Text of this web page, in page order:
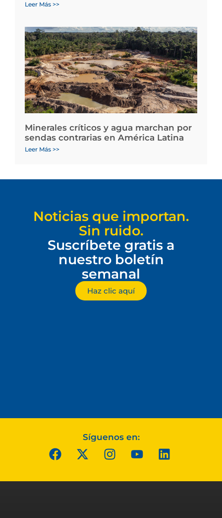
Leer Más >>
Minerales críticos y agua marchan por
sendas contrarias en América Latina
Leer Más >>
Noticias que importan.
Sin ruido.
Suscríbete gratis a
nuestro boletín
semanal
Haz clic aquí
Síguenos en: